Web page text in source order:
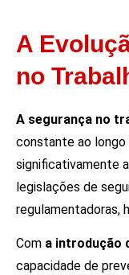
A
no
A segurança no
constante ao longo
significativamente
legislações de
regulamentadoras,
Com a introdução
capacidade de